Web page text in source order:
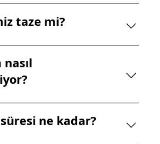
taze mi?
ne kadar?